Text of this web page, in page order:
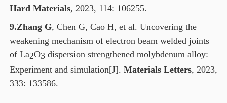
Hard Materials, 2023, 114: 106255.
9.Zhang G, Chen G, Cao H, et al. Uncovering the
weakening mechanism of electron beam welded joints
of La2O3 dispersion strengthened molybdenum alloy:
Experiment and simulation[J]. Materials Letters, 2023,
333: 133586.